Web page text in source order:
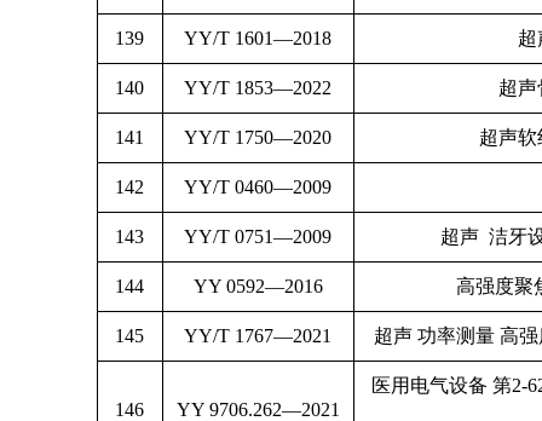
139 YY/T 1601—2018 超
140 YY/T 1853—2022 超
141 YY/T 1750—2020 超声
142 YY/T 0460—2009
143 YY/T 0751—2009 超声 洁牙
144 YY 0592—2016 高强度聚
145 YY/T 1767—2021 超声 功率测量 高
146 YY 9706.262—2021
医用电气设备 第2-